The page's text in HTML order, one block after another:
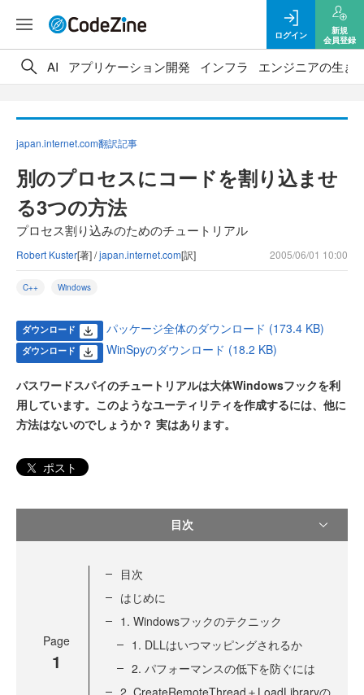
ログイン
新規
会員登録
AI アプリケーション開発 インフラ エンジニアの生き
japan.internet.com翻訳記事
別のプロセスにコードを割り込ませ
る3つの方法
プロセス割り込みのためのチュートリアル
Robert Kuster[著] /japan.internet.com[訳] 2005/06/01 10:00
C++ Windows
ダウンロード パッケージ全体のダウンロード (173.4 KB)
ダウンロード WinSpyのダウンロード (18.2 KB)
パスワードスパイのチュートリアルは大体Windowsフックを利
用しています。このようなユーティリティを作成するには、他に
方法はないのでしょうか？ 実はあります。
ポスト
目次
Page
1
目次
はじめに
1. Windowsフックのテクニック
1. DLLはいつマッピングされるか
2. パフォーマンスの低下を防ぐには
2. CreateRemoteThread＋LoadLibraryの